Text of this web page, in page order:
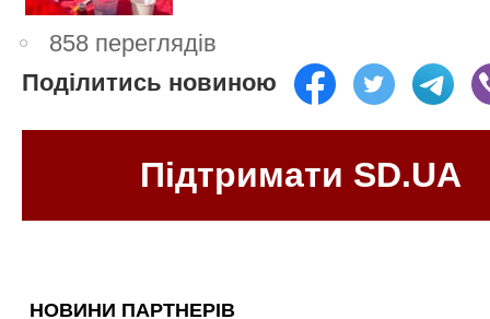
858 переглядів
Поділитись новиною
Підтримати SD.UA